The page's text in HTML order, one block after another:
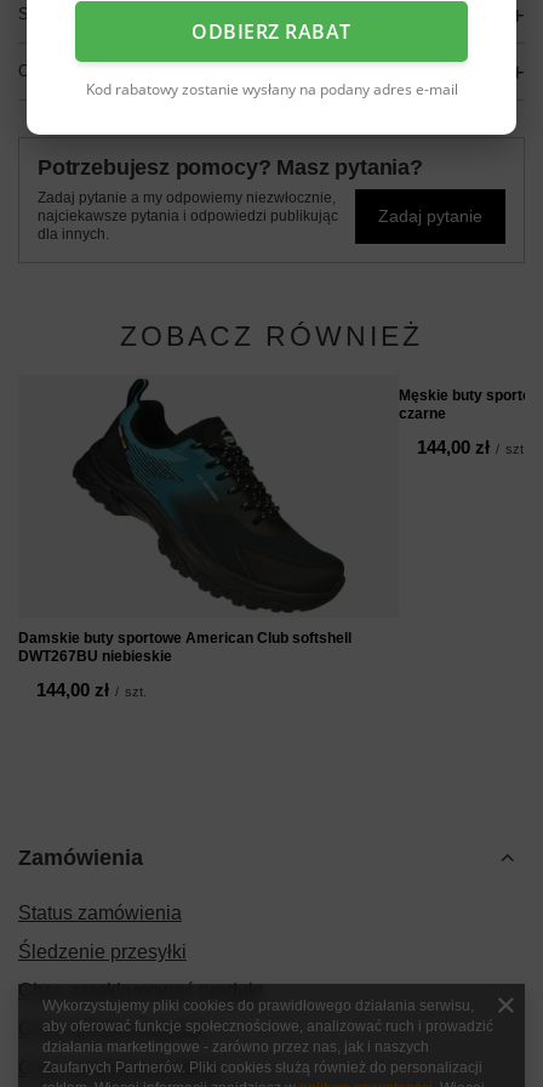
SZCZEGÓŁOWE DANE
OPINIE
Potrzebujesz pomocy? Masz pytania?
Zadaj pytanie a my odpowiemy niezwłocznie,
najciekawsze pytania i odpowiedzi publikując
dla innych.
Zadaj pytanie
ZOBACZ RÓWNIEŻ
Damskie buty sportowe American Club softshell
DWT267BU niebieskie
144,00 zł / szt.
Męskie buty
czarne
144,00 zł / szt.
Zamówienia
Status zamówienia
Śledzenie przesyłki
Chcę zareklamować produkt
Chcę zwrócić produkt
Chcę wymienić produkt
ODBIERZ RABAT
Kod rabatowy zostanie wysłany na podany adres e-mail
Wykorzystujemy pliki cookies do prawidłowego działania serwisu,
aby oferować funkcje społecznościowe, analizować ruch i prowadzić
działania marketingowe - zarówno przez nas, jak i naszych
Zaufanych Partnerów. Pliki cookies służą również do personalizacji